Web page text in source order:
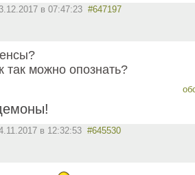
в 07:47:23 #647197
так можно опознать?
в 12:32:53 #645530